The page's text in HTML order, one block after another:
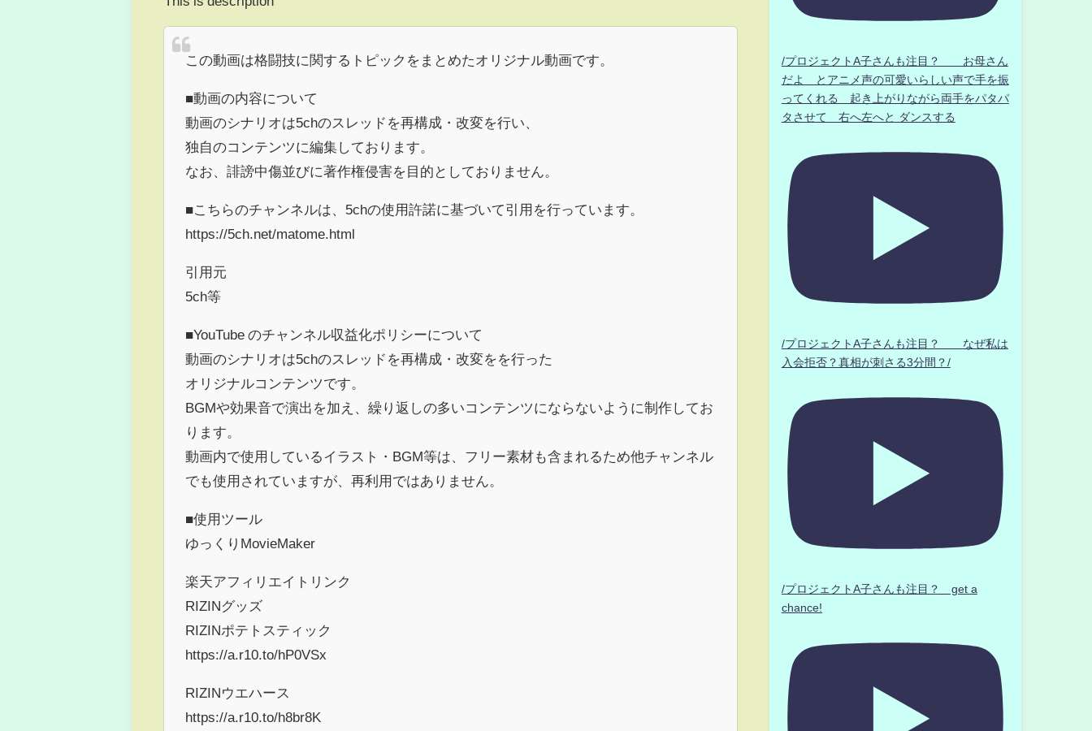
この動画は格闘技に関するトピックをまとめたオリジナル動画です。
■動画の内容について
動画のシナリオは5chのスレッドを再構成・改変を行い、
独自のコンテンツに編集しております。
なお、誹謗中傷並びに著作権侵害を目的としておりません。
■こちらのチャンネルは、5chの使用許諾に基づいて引用を行っています。
https://5ch.net/matome.html
引用元
5ch等
■YouTube のチャンネル収益化ポリシーについて
動画のシナリオは5chのスレッドを再構成・改変をを行った
オリジナルコンテンツです。
BGMや効果音で演出を加え、繰り返しの多いコンテンツにならないように制作してお
ります。
動画内で使用しているイラスト・BGM等は、フリー素材も含まれるため他チャンネル
でも使用されていますが、再利用ではありません。
■使用ツール
ゆっくりMovieMaker
楽天アフィリエイトリンク
RIZINグッズ
RIZINポテトスティック
https://a.r10.to/hP0VSx
RIZINウエハース
https://a.r10.to/h8br8K
/プロジェクトA子さんも注目？ お母さん
だよ とアニメ声の可愛いらしい声で手を振
ってくれる 起き上がりながら両手をパタパ
タさせて 右へ左へと ダンスする
/プロジェクトA子さんも注目？ なぜ私は
入会拒否？真相が刺さる3分間？/
/プロジェクトA子さんも注目？ get a
chance!